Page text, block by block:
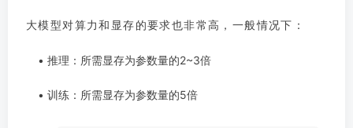
大模型对算力和显存的要求也非常高，一般情况下：
• 推理：所需显存为参数量的2~3倍
• 训练：所需显存为参数量的5倍